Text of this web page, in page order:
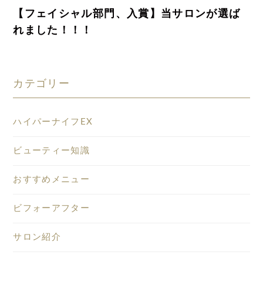
【フェイシャル部門、入賞】当サロンが選ば
れました！！！
カテゴリー
ハイパーナイフEX
ビューティー知識
おすすめメニュー
ビフォーアフター
サロン紹介